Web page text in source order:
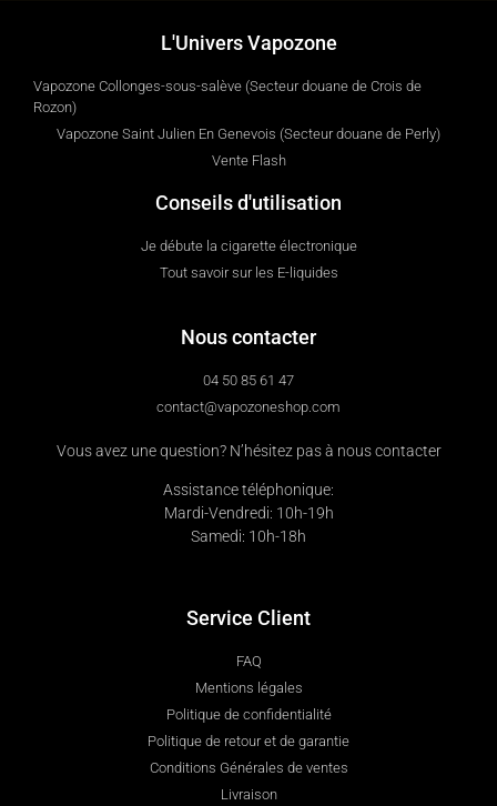
L'Univers Vapozone
Vapozone Collonges-sous-salève (Secteur douane de Crois de
Rozon)
Vapozone Saint Julien En Genevois (Secteur douane de Perly)
Vente Flash
Conseils d'utilisation
Je débute la cigarette électronique
Tout savoir sur les E-liquides
Nous contacter
04 50 85 61 47
contact@vapozoneshop.com
Vous avez une question? N’hésitez pas à nous contacter
Assistance téléphonique:
Mardi-Vendredi: 10h-19h
Samedi: 10h-18h
Service Client
FAQ
Mentions légales
Politique de confidentialité
Politique de retour et de garantie
Conditions Générales de ventes
Livraison